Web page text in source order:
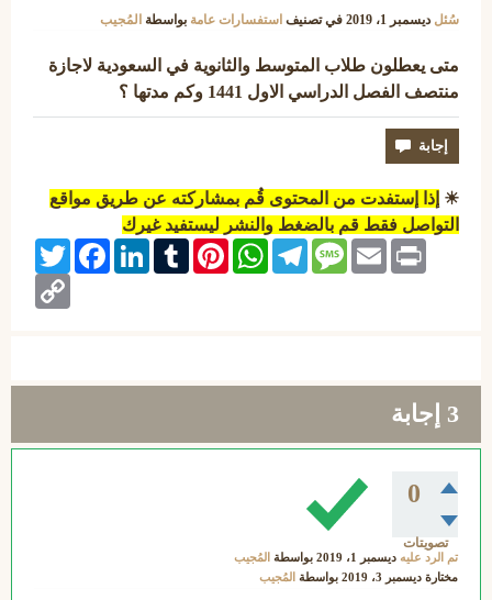
سُئل ديسمبر 1، 2019 في تصنيف استفسارات عامة بواسطة المُجيب
متى يعطلون طلاب المتوسط والثانوية في السعودية لاجازة
منتصف الفصل الدراسي الاول 1441 وكم مدتها ؟
☀ إذا إستفدت من المحتوى قُم بمشاركته عن طريق مواقع
التواصل فقط قم بالضغط والنشر ليستفيد غيرك
Twitter
FacebookLinkedInTumblrPinterest
WhatsAppTelegramMessageEmail Print
Copy
Link
3 إجابة
0
تصويتات
تم الرد عليه ديسمبر 1، 2019 بواسطة
المُجيب
مختارة ديسمبر 3، 2019 بواسطة المُجيب